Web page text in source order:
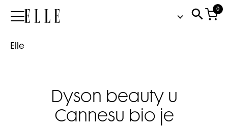
Elle
0
Elle
Dyson beauty u
Cannesu bio je